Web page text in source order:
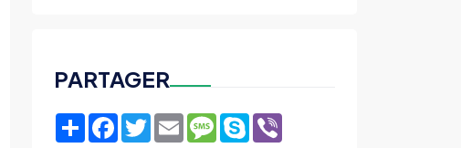
PARTAGER
ShareFacebook
TwitterEmailMessage
Skype